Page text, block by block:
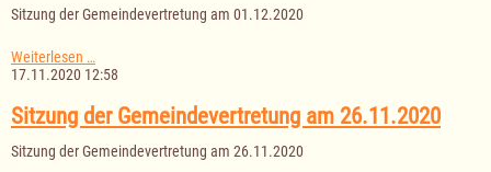
Sitzung der Gemeindevertretung am 01.12.2020
Weiterlesen …
der
am
01.12.2020
17.11.2020 12:58
Sitzung der Gemeindevertretung am 26.11.2020
Sitzung der Gemeindevertretung am 26.11.2020